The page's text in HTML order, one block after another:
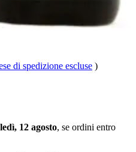
di spedizione escluse )
12 agosto, se ordini entro